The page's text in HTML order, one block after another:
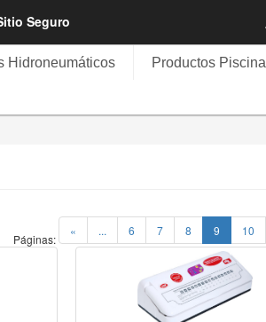
Seguro
Hidroneumáticos Productos Piscina
Páginas:
« ... 6 7 8 9 (current)
10